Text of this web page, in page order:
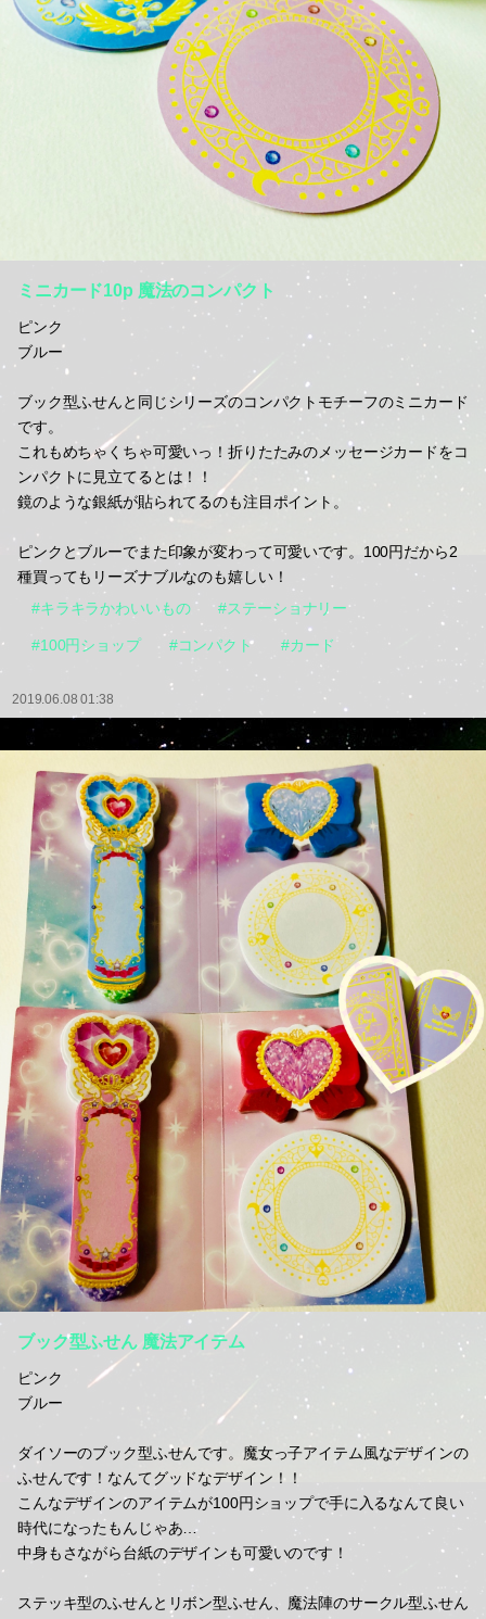
ミニカード10p 魔法のコンパクト
ピンク
ブルー
ブック型ふせんと同じシリーズのコンパクトモチーフのミニカード
です。
これもめちゃくちゃ可愛いっ！折りたたみのメッセージカードをコ
ンパクトに見立てるとは！！
鏡のような銀紙が貼られてるのも注目ポイント。
ピンクとブルーでまた印象が変わって可愛いです。100円だから2
種買ってもリーズナブルなのも嬉しい！
#キラキラかわいいもの
#ステーショナリー
#100円ショップ #コンパクト #カード
2019.06.08 01:38
ブック型ふせん 魔法アイテム
ピンク
ブルー
ダイソーのブック型ふせんです。魔女っ子アイテム風なデザインの
ふせんです！なんてグッドなデザイン！！
こんなデザインのアイテムが100円ショップで手に入るなんて良い
時代になったもんじゃあ…
中身もさながら台紙のデザインも可愛いのです！
ステッキ型のふせんとリボン型ふせん、魔法陣のサークル型ふせん